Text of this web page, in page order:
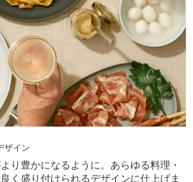
ザイン
り豊かになるように。あらゆる料理・
く盛り付けられるデザインに仕上げま